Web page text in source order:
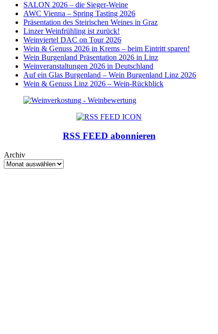
SALON 2026 – die Sieger-Weine
AWC Vienna – Spring Tasting 2026
Präsentation des Steirischen Weines in Graz
Linzer Weinfrühling ist zurück!
Weinviertel DAC on Tour 2026
Wein & Genuss 2026 in Krems – beim Eintritt sparen!
Wein Burgenland Präsentation 2026 in Linz
Weinveranstaltungen 2026 in Deutschland
Auf ein Glas Burgenland – Wein Burgenland Linz 2026
Wein & Genuss Linz 2026 – Wein-Rückblick
RSS FEED abonnieren
Archiv